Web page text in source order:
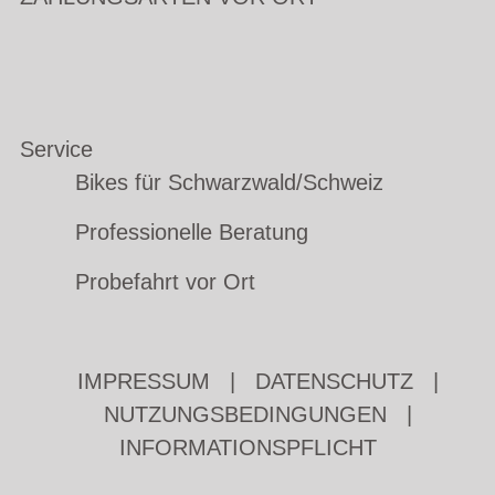
Service
Bikes für Schwarzwald/Schweiz
Professionelle Beratung
Probefahrt vor Ort
IMPRESSUM DATENSCHUTZ
NUTZUNGSBEDINGUNGEN
INFORMATIONSPFLICHT